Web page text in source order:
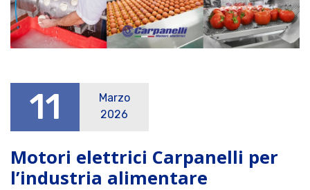
11
Marzo
2026
Motori elettrici Carpanelli per
l’industria alimentare